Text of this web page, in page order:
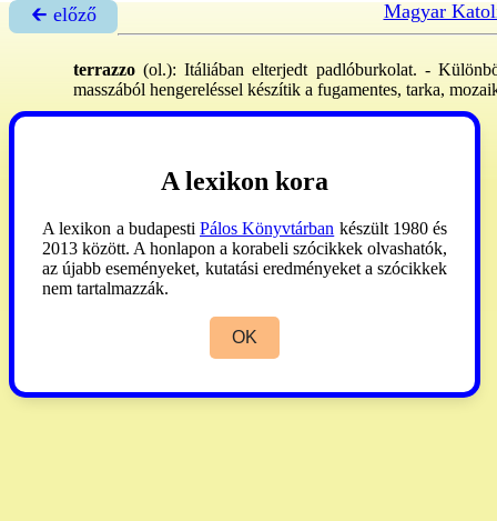
🡰 előző Magyar
terrazzo (ol.): Itáliában elterjedt padlóburkolat. -
masszából hengereléssel készítik a fugamentes, tarka,
A lexikon kora
A lexikon a budapesti Pálos Könyvtárban készült 1980 és
2013 között. A honlapon a korabeli szócikkek olvashatók,
az újabb eseményeket, kutatási eredményeket a szócikkek
nem tartalmazzák.
OK